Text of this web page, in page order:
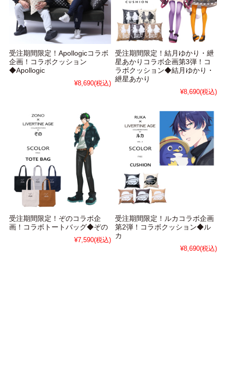
受注期間限定！Apollogicコラボ
企画！コラボクッション
◆Apollogic
¥8,690(税込)
受注期間限定！結月ゆかり・紲
星あかりコラボ企画第3弾！コ
ラボクッション◆結月ゆかり・
紲星あかり
¥8,690(税込)
受注期間限定！ぞのコラボ企
画！コラボトートバッグ◆ぞの
¥7,590(税込)
受注期間限定！ルカコラボ企画
第2弾！コラボクッション◆ル
カ
¥8,690(税込)